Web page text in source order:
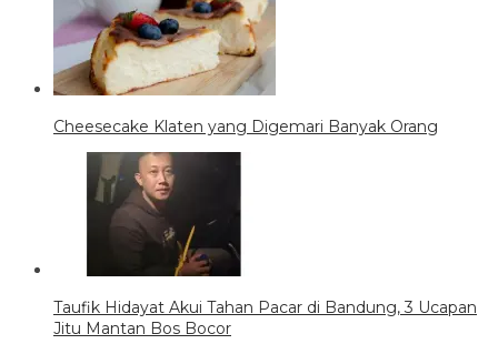
Cheesecake Klaten yang Digemari Banyak Orang
Taufik Hidayat Akui Tahan Pacar di Bandung, 3 Ucapan
Jitu Mantan Bos Bocor